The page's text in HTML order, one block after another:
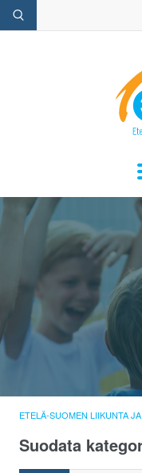
ETELÄ-SUOMEN LIIKUNTA
Suodata